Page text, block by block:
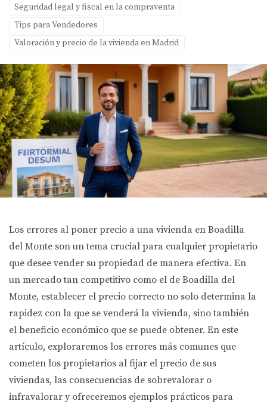
Seguridad legal y fiscal en la compraventa
Tips para Vendedores
Valoración y precio de la vivienda en Madrid
Los errores al poner precio a una vivienda en Boadilla
del Monte son un tema crucial para cualquier propietario
que desee vender su propiedad de manera efectiva. En
un mercado tan competitivo como el de Boadilla del
Monte, establecer el precio correcto no solo determina la
rapidez con la que se venderá la vivienda, sino también
el beneficio económico que se puede obtener. En este
artículo, exploraremos los errores más comunes que
cometen los propietarios al fijar el precio de sus
viviendas, las consecuencias de sobrevalorar o
infravalorar y ofreceremos ejemplos prácticos para